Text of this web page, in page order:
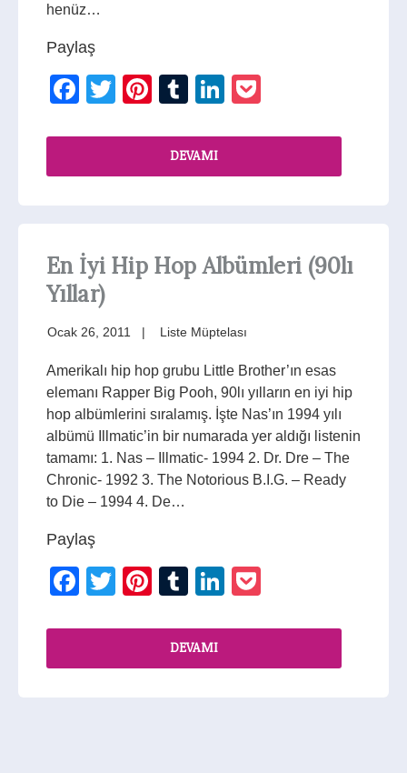
henüz…
Paylaş
Facebook
TwitterPinterest
TumblrLinkedIn
DEVAMI
En İyi Hip Hop Albümleri (90lı
Yıllar)
Ocak 26, 2011 Liste Müptelası
Amerikalı hip hop grubu Little Brother’ın esas
elemanı Rapper Big Pooh, 90lı yılların en iyi hip
hop albümlerini sıralamış. İşte Nas’ın 1994 yılı
albümü Illmatic’in bir numarada yer aldığı listenin
tamamı: 1. Nas – Illmatic- 1994 2. Dr. Dre – The
Chronic- 1992 3. The Notorious B.I.G. – Ready
to Die – 1994 4. De…
Paylaş
Facebook
TwitterPinterest
TumblrLinkedIn
DEVAMI